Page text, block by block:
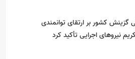
گزینش کشور بر ارتقای توانمندی
نیروهای اجرایی تأکید کرد